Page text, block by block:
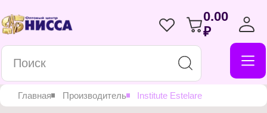
0.00
₽
Главная Производитель Institute Estelare